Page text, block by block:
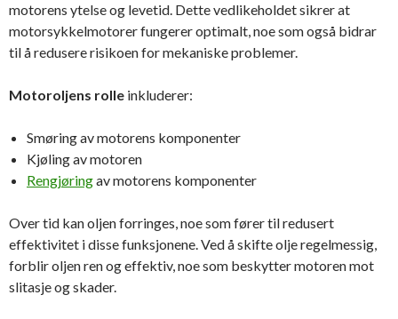
motorens ytelse og levetid. Dette vedlikeholdet sikrer at
motorsykkelmotorer fungerer optimalt, noe som også bidrar
til å redusere risikoen for mekaniske problemer.
Motoroljens rolle inkluderer:
Smøring av motorens komponenter
Kjøling av motoren
Rengjøringav motorens komponenter
Over tid kan oljen forringes, noe som fører til redusert
effektivitet i disse funksjonene. Ved å skifte olje regelmessig,
forblir oljen ren og effektiv, noe som beskytter motoren mot
slitasje og skader.